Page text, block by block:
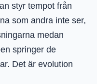
styr tempot från
som andra inte ser,
medan
springer de
Det är evolution